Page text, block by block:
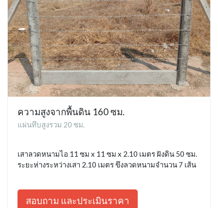
ความสูงจากพื้นดิน 160 ซม.
แผ่นทึบสูงรวม 20 ซม.
เสาลวดหนามไอ 11 ซม x 11 ซม x 2.10 เมตร ฝังดิน 50 ซม.
ระยะห่างระหว่างเสา 2.10 เมตร ขึงลวดหนามจำนวน 7 เส้น
สอบถาม และประเมินราคา